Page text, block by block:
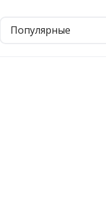
Популярные